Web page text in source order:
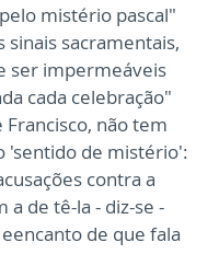
mistério pascal"
sacramentais,
ser impermeáveis
cada celebração"
Francisco, não tem
'sentido de mistério':
contra a
de tê-la - diz-se -
de que fala